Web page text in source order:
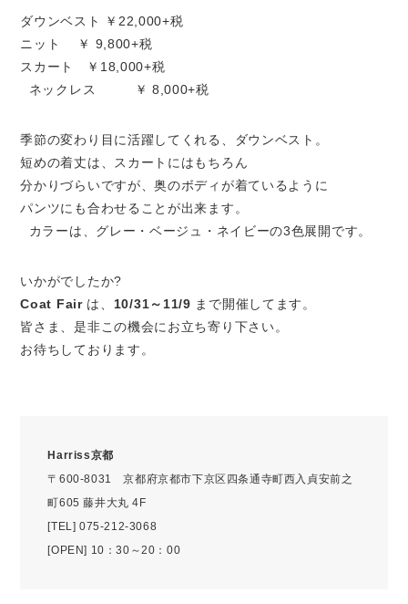
ダウンベスト ￥22,000+税
ニット ￥ 9,800+税
スカート ￥18,000+税
ネックレス ￥ 8,000+税
季節の変わり目に活躍してくれる、ダウンベスト。
短めの着丈は、スカートにはもちろん
分かりづらいですが、奥のボディが着ているように
パンツにも合わせることが出来ます。
カラーは、グレー・ベージュ・ネイビーの3色展開です。
いかがでしたか?
Coat Fair は、 10/31～11/9 まで開催してます。
皆さま、是非この機会にお立ち寄り下さい。
お待ちしております。
Harriss京都
〒600-8031 京都府京都市下京区四条通寺町西入貞安前之
町605 藤井大丸 4F
[TEL] 075-212-3068
[OPEN] 10：30～20：00